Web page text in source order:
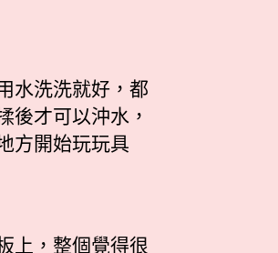
水洗洗就好，都
後才可以沖水，
方開始玩玩具
上，整個覺得很